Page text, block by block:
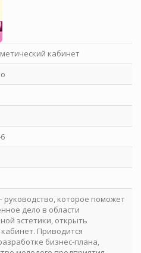
кабинет
руководство, которое поможет
дело в области
эстетики, открыть
Приводится
бизнес-плана,